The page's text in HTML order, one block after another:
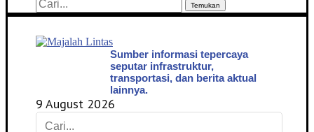
Temukan
Sumber informasi tepercaya
seputar infrastruktur,
transportasi, dan berita aktual
lainnya.
9 August 2026